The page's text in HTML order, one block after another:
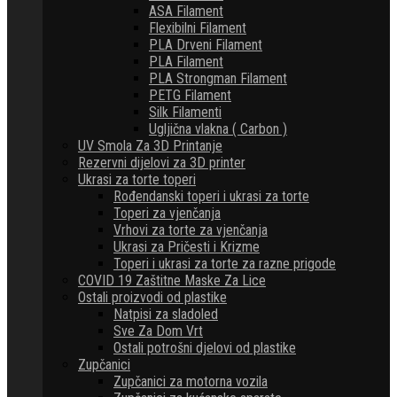
ASA Filament
Flexibilni Filament
PLA Drveni Filament
PLA Filament
PLA Strongman Filament
PETG Filament
Silk Filamenti
Ugljična vlakna ( Carbon )
UV Smola Za 3D Printanje
Rezervni dijelovi za 3D printer
Ukrasi za torte toperi
Rođendanski toperi i ukrasi za torte
Toperi za vjenčanja
Vrhovi za torte za vjenčanja
Ukrasi za Pričesti i Krizme
Toperi i ukrasi za torte za razne prigode
COVID 19 Zaštitne Maske Za Lice
Ostali proizvodi od plastike
Natpisi za sladoled
Sve Za Dom Vrt
Ostali potrošni djelovi od plastike
Zupčanici
Zupčanici za motorna vozila